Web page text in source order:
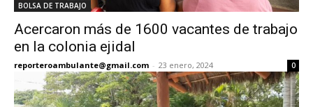
BOLSA DE TRABAJO
Acercaron más de 1600 vacantes de trabajo
en la colonia ejidal
reporteroambulante@gmail.com - 23 enero, 2024 0